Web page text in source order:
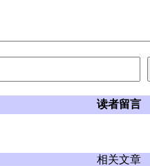
读者留言
相关文章